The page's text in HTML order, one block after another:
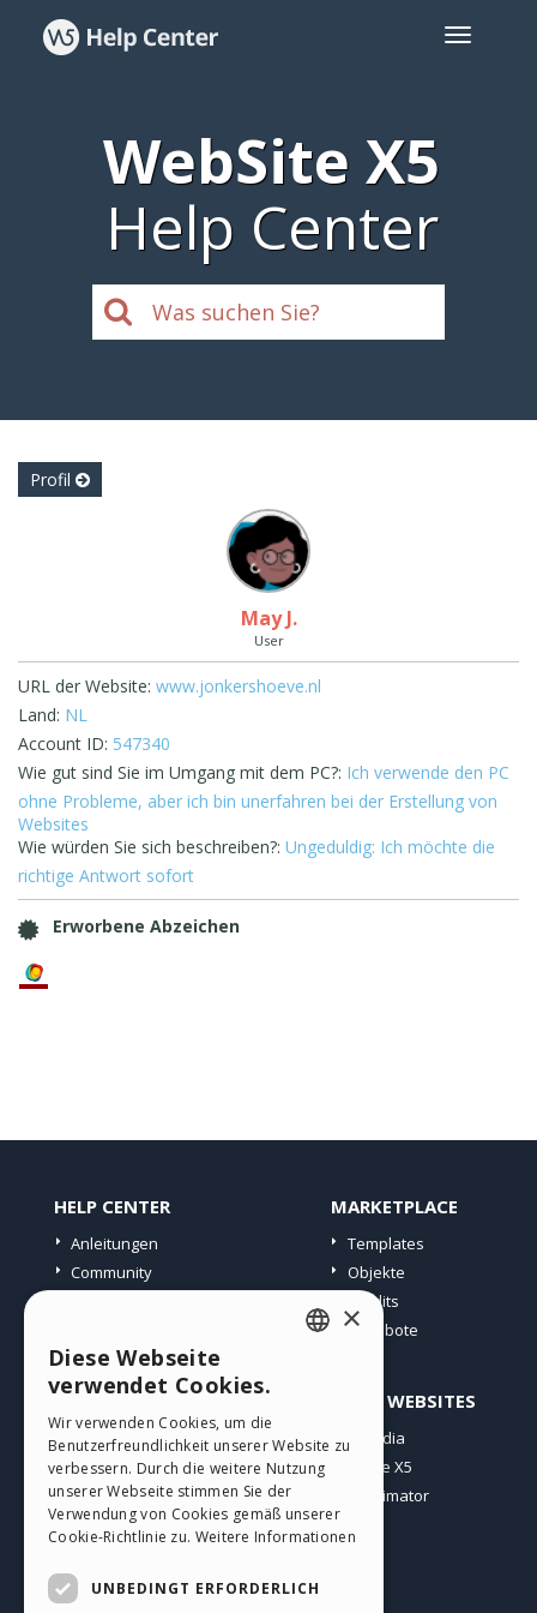
WebSite X5
Help Center
Profil
May J.
User
URL der Website: www.jonkershoeve.nl
Land: NL
Account ID: 547340
Wie gut sind Sie im Umgang mit dem PC?: Ich verwende den PC
ohne Probleme, aber ich bin unerfahren bei der Erstellung von
Websites
Wie würden Sie sich beschreiben?: Ungeduldig: Ich möchte die
richtige Antwort sofort
Erworbene Abzeichen
HELP CENTER
Anleitungen
Community
MARKETPLACE
Templates
Objekte
Credits
Angebote
PROFIL
Meine Beiträge
Meine Lizenz
Download
Webhosting
ANDERE WEBSITES
Incomedia
WebSite X5
WebAnimator
GERMAN
SPANISH
PORTUGUESE
×
Diese Webseite
verwendet Cookies.
Wir verwenden Cookies, um die
Benutzerfreundlichkeit unserer Website zu
verbessern. Durch die weitere Nutzung
unserer Webseite stimmen Sie der
Verwendung von Cookies gemäß unserer
Cookie-Richtlinie zu. Weitere Informationen
UNBEDINGT ERFORDERLICH